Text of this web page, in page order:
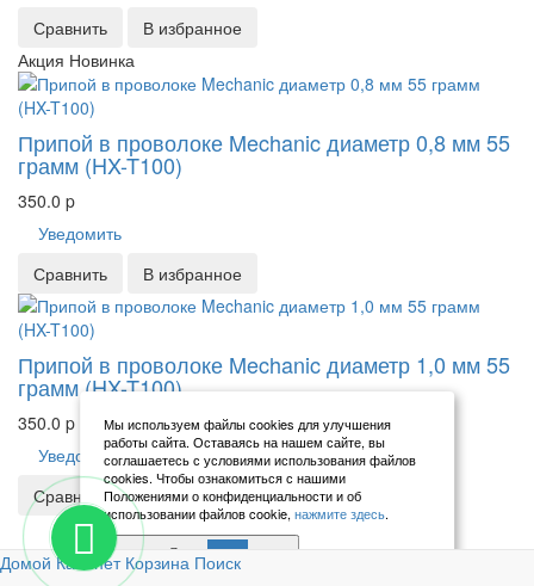
Сравнить
В избранное
Акция Новинка
Припой в проволоке Mechanic диаметр 0,8 мм 55
грамм (HX-T100)
350.0 p
Уведомить
Сравнить
В избранное
Припой в проволоке Mechanic диаметр 1,0 мм 55
грамм (HX-T100)
350.0 p
Уведомить
Сравнить
В избранное
< Previous
1
Домой Кабинет Корзина Поиск
Мы используем файлы cookies для улучшения
работы сайта. Оставаясь на нашем сайте, вы
соглашаетесь с условиями использования файлов
cookies. Чтобы ознакомиться с нашими
Положениями о конфиденциальности и об
использовании файлов cookie,нажмите здесь.
Я согласен